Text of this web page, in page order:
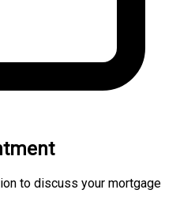
to discuss your mortgage